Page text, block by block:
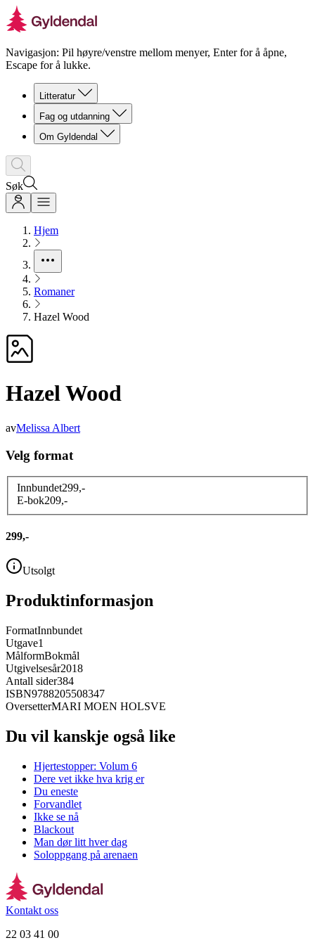
Navigasjon: Pil høyre/venstre mellom menyer, Enter for å åpne,
Escape for å lukke.
Litteratur
Fag og utdanning
Om Gyldendal
Søk
Hjem
Romaner
Hazel Wood
Hazel Wood
avMelissa Albert
Velg format
Innbundet299,-
E-bok209,-
299,-
Utsolgt
Produktinformasjon
FormatInnbundet
Utgave1
MålformBokmål
Utgivelsesår2018
Antall sider384
ISBN9788205508347
OversetterMARI MOEN HOLSVE
Du vil kanskje også like
Hjertestopper: Volum 6
Dere vet ikke hva krig er
Du eneste
Forvandlet
Ikke se nå
Blackout
Man dør litt hver dag
Soloppgang på arenaen
Kontakt oss
22 03 41 00